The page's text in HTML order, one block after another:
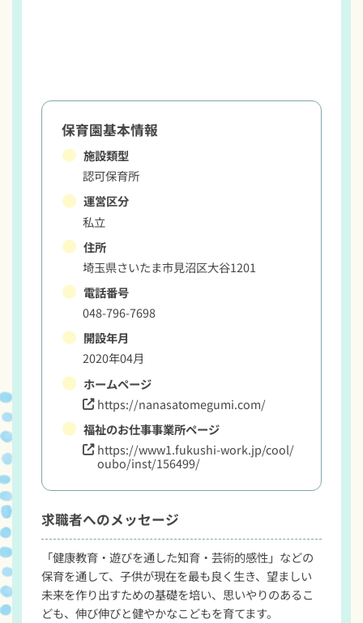
保育園基本情報
施設類型
認可保育所
運営区分
私立
住所
埼玉県さいたま市見沼区大谷1201
電話番号
048-796-7698
開設年月
2020年04月
ホームページ
https://nanasatomegumi.com/
福祉のお仕事事業所ページ
https://www1.fukushi-work.jp/cool/
oubo/inst/156499/
求職者へのメッセージ
「健康教育・遊びを通した知育・芸術的感性」などの
保育を通して、子供が現在を最も良く生き、望ましい
未来を作り出すための基礎を培い、思いやりのあるこ
ども、伸び伸びと健やかなこどもを育てます。